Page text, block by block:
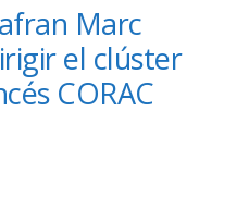
Marc
el clúster
CORAC